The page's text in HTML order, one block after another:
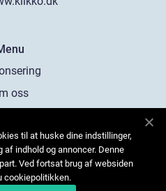
oss
oss
til at huske dine indstillinger,
indhold og annoncer. Denne
Ved fortsat brug af websiden
cookiepolitikken.